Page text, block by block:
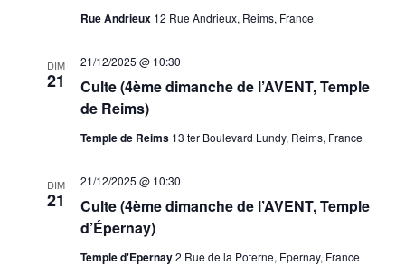
Rue Andrieux 12 Rue Andrieux, Reims, France
DIM
21
Culte (4ème dimanche de l’AVENT, Temple
de Reims)
21/12/2025 @ 10:30
Temple de Reims 13 ter Boulevard Lundy, Reims, France
DIM
21
Culte (4ème dimanche de l’AVENT, Temple
d’Épernay)
21/12/2025 @ 10:30
Temple d'Epernay2 Rue de la Poterne, Epernay, France